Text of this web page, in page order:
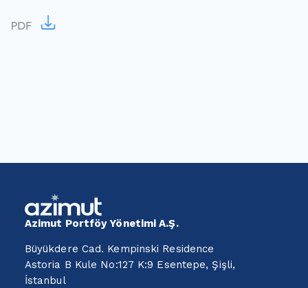
Azimut Portföy Yönetimi A.Ş.
Büyükdere Cad. Kempinski Residence
Astoria B Kule No:127 K:9 Esentepe, Şişli,
İstanbul